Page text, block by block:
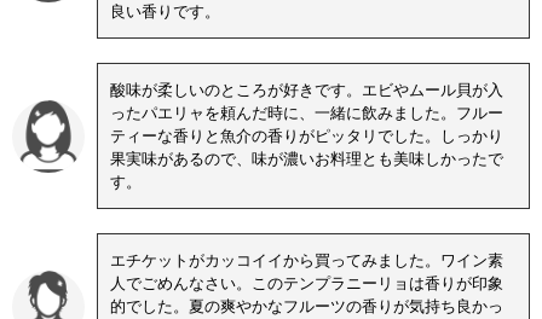
良い香りです。
酸味が柔しいのところが好きです。エビやムール貝が入
ったパエリャを頼んだ時に、一緒に飲みました。フルー
ティーな香りと魚介の香りがピッタリでした。しっかり
果実味があるので、味が濃いお料理とも美味しかったで
す。
エチケットがカッコイイから買ってみました。ワイン素
人でごめんなさい。このテンプラニーリョは香りが印象
的でした。夏の爽やかなフルーツの香りが気持ち良かっ